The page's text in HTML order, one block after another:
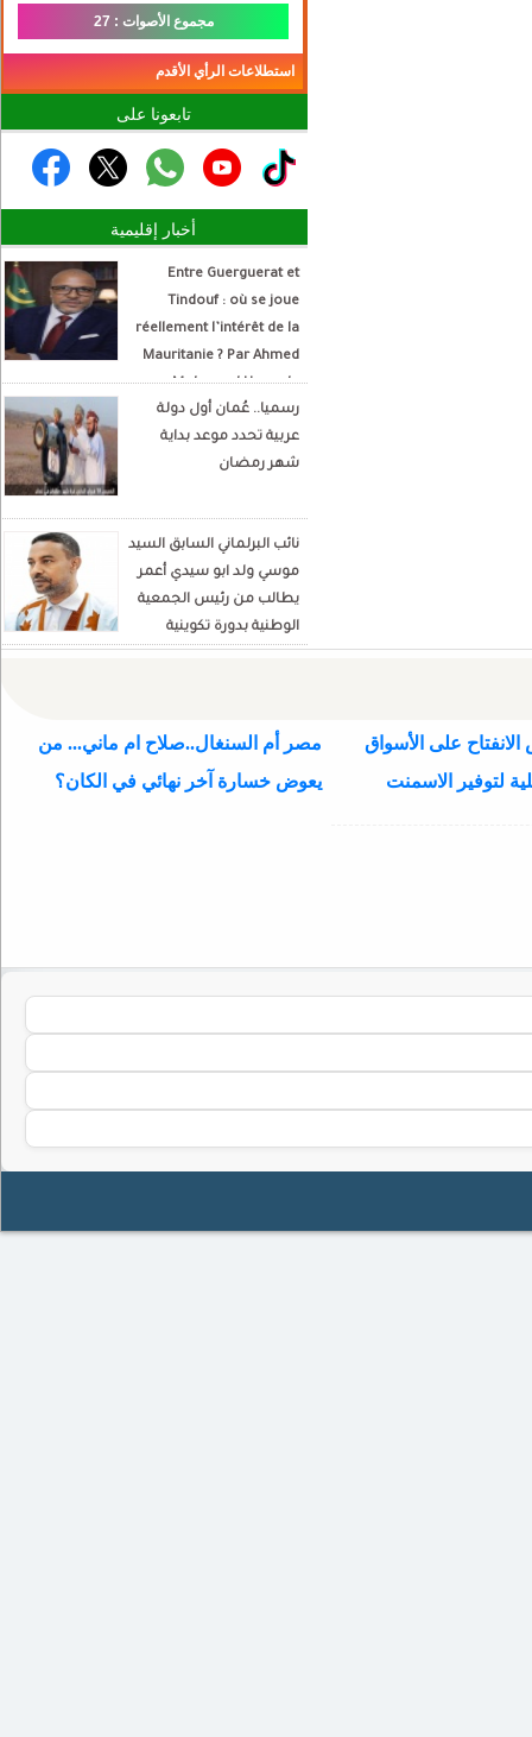
مجموع الأصوات : 27
استطلاعات الرأي الأقدم
تابعونا على
أخبار إقليمية
Entre Guerguerat et
Tindouf : où se joue
réellement l’intérêt de la
Mauritanie ? Par Ahmed
Mohamed Hamada
Écrivain et analyste
politique
رسميا.. عُمان أول دولة
عربية تحدد موعد بداية
شهر رمضان
نائب البرلماني السابق السيد
موسي ولد ابو سيدي أعمر
يطالب من رئيس الجمعية
الوطنية بدورة تكوينية
للنواب الجديد
على الأسواق
لتوفير الاسمنت
مصر أم السنغال..صلاح ام ماني... من
يعوض خسارة آخر نهائي في الكان؟